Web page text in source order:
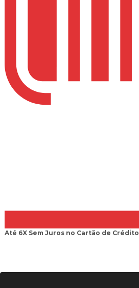
Até 6X Sem Juros no Cartão de Crédito